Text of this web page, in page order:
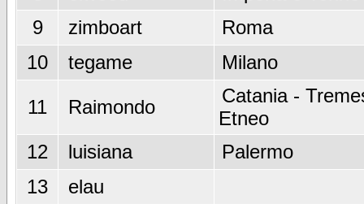
9
zimboart
Roma
10
tegame Milano
11 Raimondo
Catania -
Etneo
12
luisiana
Palermo
13
elau